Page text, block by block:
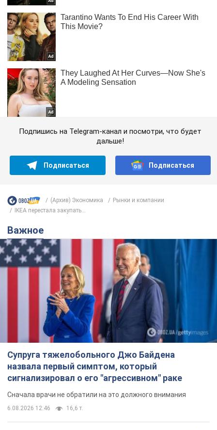
Подпишись на Telegram-канал и посмотри, что будет
дальше!
Подписаться Подписаться
(Архив) Экономика
Рынки и компании
IKEA перестала закупать...
Важное
Супруга тяжелобольного Джо Байдена
назвала первый симптом, который
сигнализировал о его "агрессивном" раке
Сначала врачи не обратили на это должного внимания
6.08.2026 12:46 16,6 т.